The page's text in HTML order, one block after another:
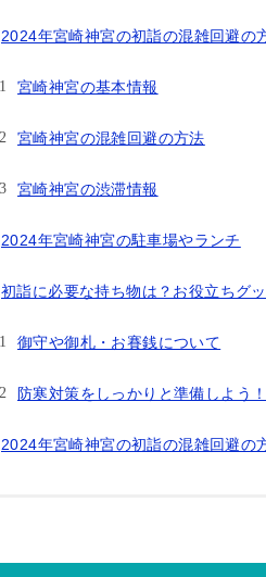
2024年宮崎神宮の初詣の混雑回避の
宮崎神宮の基本情報
宮崎神宮の混雑回避の方法
宮崎神宮の渋滞情報
2024年宮崎神宮の駐車場やランチ
初詣に必要な持ち物は？お役立ちグッ
御守や御札・お賽銭について
防寒対策をしっかりと準備しよう！
2024年宮崎神宮の初詣の混雑回避の